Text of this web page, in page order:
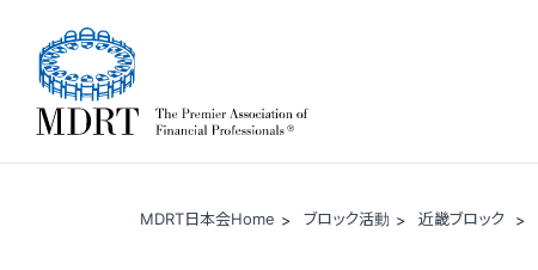
MDRT日本会Home ブロック活動 近畿ブロック